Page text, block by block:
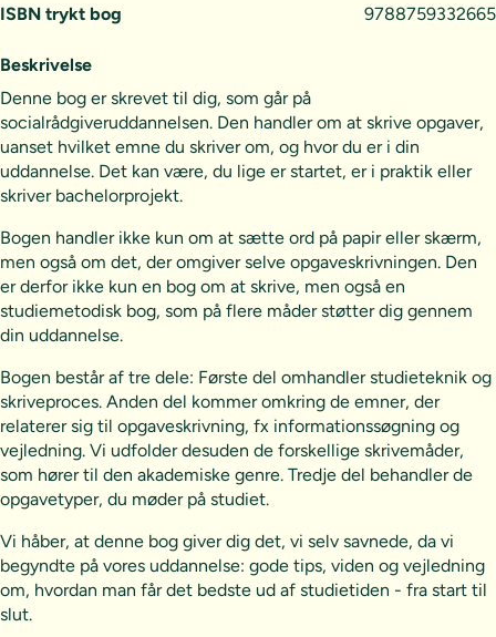
ISBN trykt bog
9788759332665
Beskrivelse
Denne bog er skrevet til dig, som går på
socialrådgiveruddannelsen. Den handler om at skrive opgaver,
uanset hvilket emne du skriver om, og hvor du er i din
uddannelse. Det kan være, du lige er startet, er i praktik eller
skriver bachelorprojekt.
Bogen handler ikke kun om at sætte ord på papir eller skærm,
men også om det, der omgiver selve opgaveskrivningen. Den
er derfor ikke kun en bog om at skrive, men også en
studiemetodisk bog, som på flere måder støtter dig gennem
din uddannelse.
Bogen består af tre dele: Første del omhandler studieteknik og
skriveproces. Anden del kommer omkring de emner, der
relaterer sig til opgaveskrivning, fx informationssøgning og
vejledning. Vi udfolder desuden de forskellige skrivemåder,
som hører til den akademiske genre. Tredje del behandler de
opgavetyper, du møder på studiet.
Vi håber, at denne bog giver dig det, vi selv savnede, da vi
begyndte på vores uddannelse: gode tips, viden og vejledning
om, hvordan man får det bedste ud af studietiden - fra start til
slut.